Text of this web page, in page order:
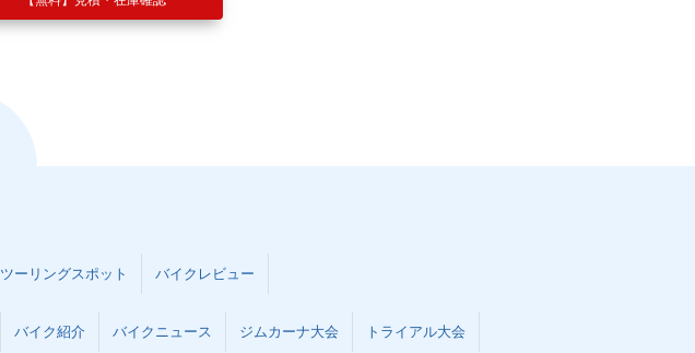
ツーリングスポット バイクレビュー
バイク紹介 バイクニュース ジムカーナ大会 トライアル大会